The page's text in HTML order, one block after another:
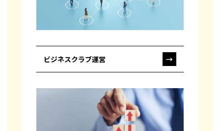
ビジネスクラブ運営 →